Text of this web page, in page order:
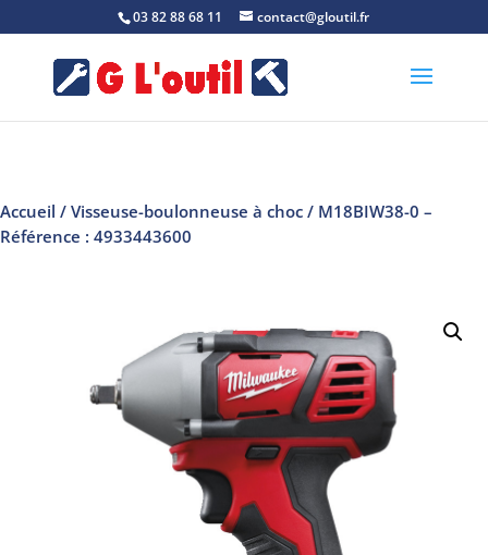
03 82 88 68 11 contact@gloutil.fr
Accueil /Visseuse-boulonneuse à choc/ M18BIW38-0 –
Référence : 4933443600